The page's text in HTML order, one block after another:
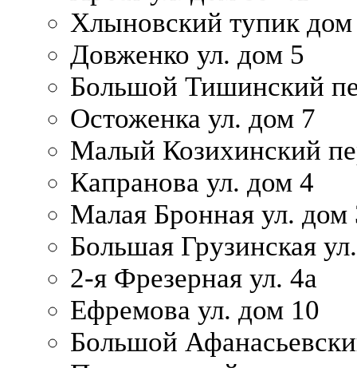
Хлыновский тупик
Довженко ул. дом 5
Большой Тишинский
Остоженка ул. дом 7
Малый Козихинский
Капранова ул. дом 4
Малая Бронная ул. дом
Большая Грузинская
2-я Фрезерная ул. 4а
Ефремова ул. дом 10
Большой